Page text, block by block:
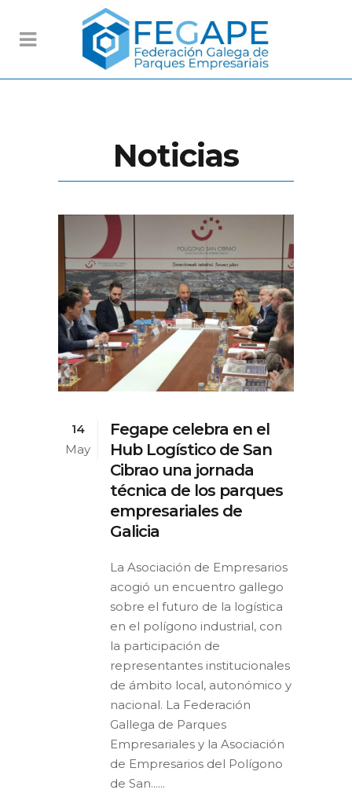
Noticias
14
May
Fegape celebra en el
Hub Logístico de San
Cibrao una jornada
técnica de los parques
empresariales de
Galicia
La Asociación de Empresarios
acogió un encuentro gallego
sobre el futuro de la logística
en el polígono industrial, con
la participación de
representantes institucionales
de ámbito local, autonómico y
nacional. La Federación
Gallega de Parques
Empresariales y la Asociación
de Empresarios del Polígono
de San......